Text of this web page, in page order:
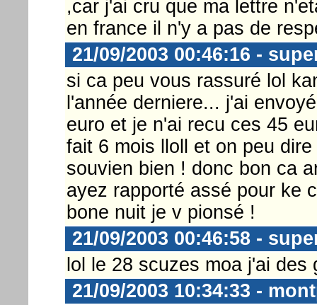
,car j'ai cru que ma lettre
en france il n'y a pas de
21/09/2003 00:46:16 -
si ca peu vous rassuré lol
l'année derniere... j'ai
euro et je n'ai recu ces 45
fait 6 mois lloll et on peu
souvien bien ! donc bon ca
ayez rapporté assé pour ke
bone nuit je v pionsé !
21/09/2003 00:46:58 -
lol le 28 scuzes moa j'ai des
21/09/2003 10:34:33 -